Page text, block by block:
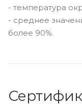
- температура
- среднее
более 90%.